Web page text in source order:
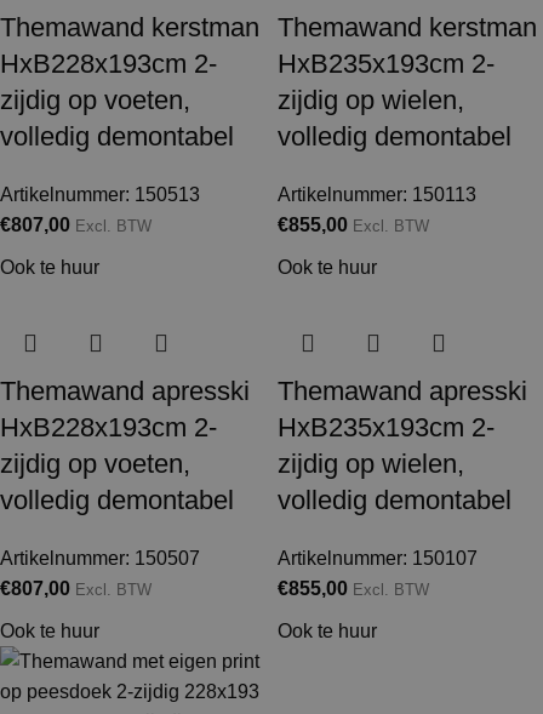
Themawand kerstman
HxB228x193cm 2-
zijdig op voeten,
volledig demontabel
Artikelnummer: 150513
€807,00 Excl. BTW
Themawand kerstman
HxB235x193cm 2-
zijdig op wielen,
volledig demontabel
Artikelnummer: 150113
€855,00 Excl. BTW
Ook te huur
Themawand apresski
HxB228x193cm 2-
zijdig op voeten,
volledig demontabel
Artikelnummer: 150507
€807,00 Excl. BTW
Ook te huur
Themawand apresski
HxB235x193cm 2-
zijdig op wielen,
volledig demontabel
Artikelnummer: 150107
€855,00 Excl. BTW
Ook te huur Ook te huur